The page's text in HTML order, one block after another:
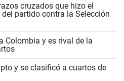
cruzados que hizo el
partido contra la Selección
Colombia y es rival de la
y se clasificó a cuartos de